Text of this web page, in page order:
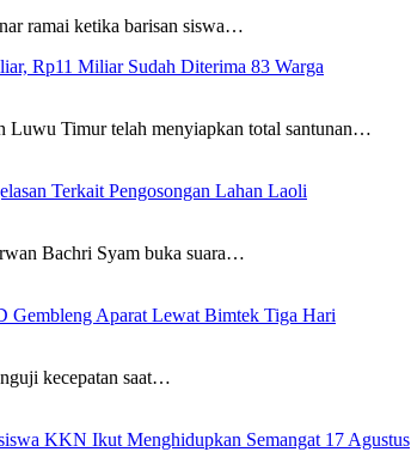
ramai ketika barisan siswa…
Rp11 Miliar Sudah Diterima 83 Warga
Timur telah menyiapkan total santunan…
Terkait Pengosongan Lahan Laoli
Bachri Syam buka suara…
Gembleng Aparat Lewat Bimtek Tiga Hari
kecepatan saat…
KKN Ikut Menghidupkan Semangat 17 Agustus